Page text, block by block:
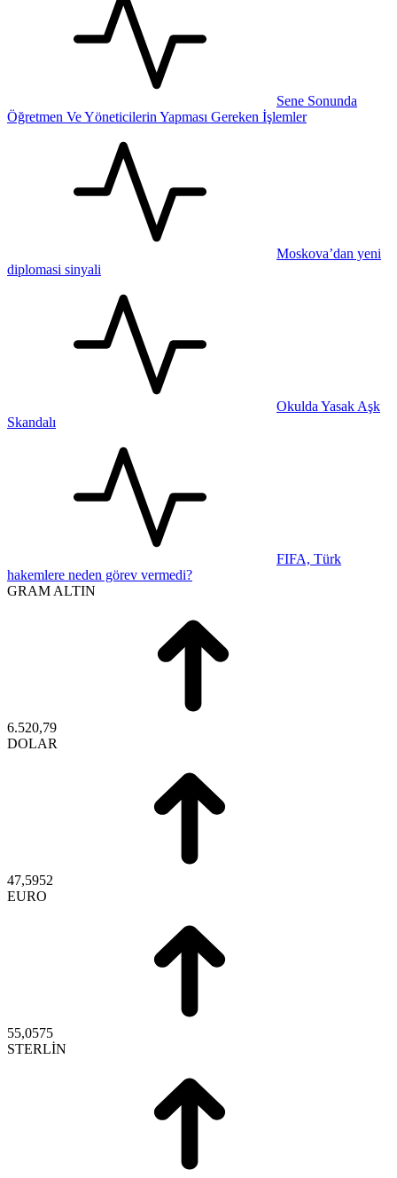
Sene Sonunda
Öğretmen Ve Yöneticilerin Yapması Gereken İşlemler
Moskova’dan yeni
diplomasi sinyali
Okulda Yasak Aşk
Skandalı
FIFA, Türk
hakemlere neden görev vermedi?
GRAM ALTIN
6.520,79
DOLAR
47,5952
EURO
55,0575
STERLİN